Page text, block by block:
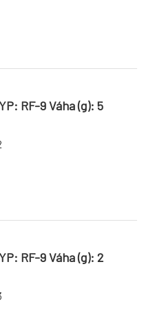
RF-9 Váha (g): 5
RF-9 Váha (g): 2